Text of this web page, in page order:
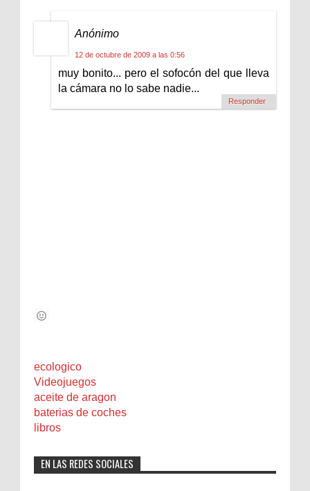
Anónimo
12 de octubre de 2009 a las 0:56
muy bonito... pero el sofocón del que lleva
la cámara no lo sabe nadie...
Responder
ecologico
Videojuegos
aceite de aragon
baterias de coches
libros
EN LAS REDES SOCIALES